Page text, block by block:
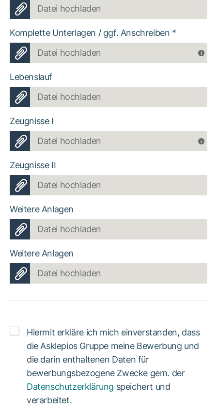
Datei hochladen
Komplette Unterlagen / ggf. Anschreiben *
Datei hochladen
Lebenslauf
Datei hochladen
Zeugnisse I
Datei hochladen
Zeugnisse II
Datei hochladen
Weitere Anlagen
Datei hochladen
Weitere Anlagen
Datei hochladen
Hiermit erkläre ich mich einverstanden, dass
die Asklepios Gruppe meine Bewerbung und
die darin enthaltenen Daten für
bewerbungsbezogene Zwecke gem. der
Datenschutzerklärung speichert und
verarbeitet.